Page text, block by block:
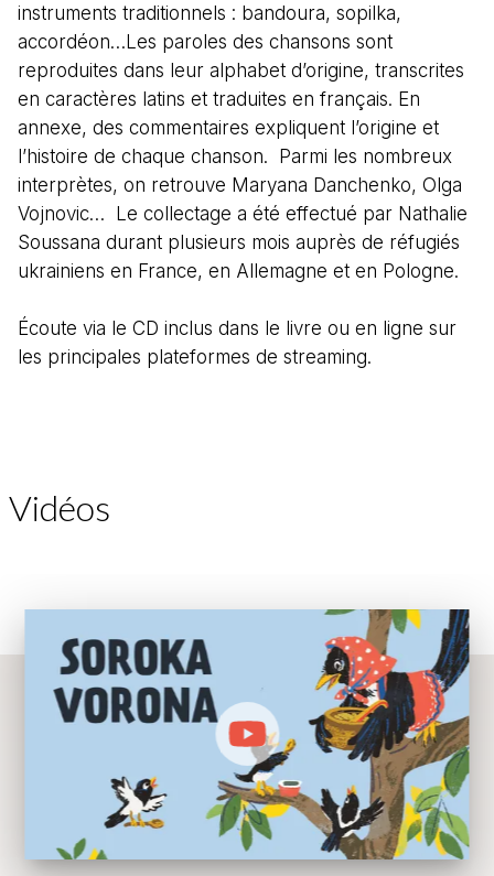
instruments traditionnels : bandoura, sopilka,
accordéon…Les paroles des chansons sont
reproduites dans leur alphabet d’origine, transcrites
en caractères latins et traduites en français. En
annexe, des commentaires expliquent l’origine et
l’histoire de chaque chanson. Parmi les nombreux
interprètes, on retrouve Maryana Danchenko, Olga
Vojnovic… Le collectage a été effectué par Nathalie
Soussana durant plusieurs mois auprès de réfugiés
ukrainiens en France, en Allemagne et en Pologne.
Écoute via le CD inclus dans le livre ou en ligne sur
les principales plateformes de streaming.
Vidéos